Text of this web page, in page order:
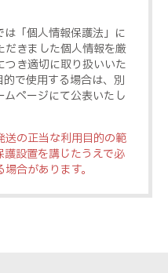
「個人情報保護法」に
だきました個人情報を厳
き適切に取り扱いいた
的で使用する場合は、別
ページにて公表いたし
の正当な利用目的の範
設置を講じたうえで必
合があります。